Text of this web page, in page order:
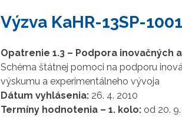
Výzva KaHR-13SP-1001
Opatrenie 1.3 – Podpora inovačných
Schéma štátnej pomoci na podporu
výskumu a experimentálneho vývoja
Dátum vyhlásenia: 26. 4. 2010
Termíny hodnotenia – 1. kolo: od 20. 9.